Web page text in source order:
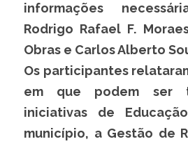
informações
Rodrigo Rafael F.
Obras e Carlos Alberto
Os participantes
em que podem ser
iniciativas de
município, a Gestão de